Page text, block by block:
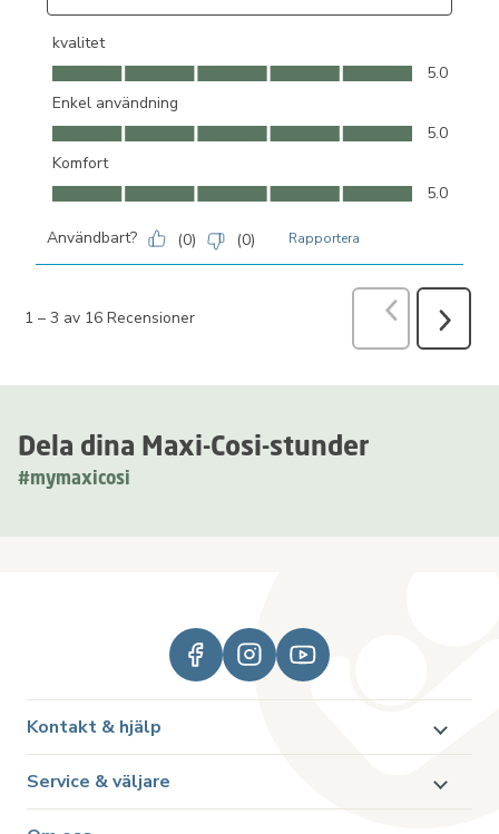
Dela dina Maxi-Cosi-stunder
#mymaxicosi
kvalitet
kvalitet, 5.0 av 5
5.0
Enkel användning
Enkel användning, 5.0 av 5
5.0
Komfort
Komfort, 5.0 av 5
5.0
Användbart? (0) (0) Rapportera
1 – 3 av 16 Recensioner Föregående
Nästa
Kontakt & hjälp
Service & väljare